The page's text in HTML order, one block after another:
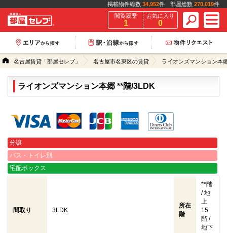
掲載物件総数 34,952件 部屋総数 270,019件
閲覧履歴
1
お気に入り
0
名古屋賃貸「部屋セレブ」 名古屋市名東区の賃貸 ライオンズマンション本
ライオンズマンション本郷 **階/3LDK
分譲
バス・トイレ別
宅配ボックス
間取り 3LDK
所在
階
**階
/ 地
上
15
階 /
地下